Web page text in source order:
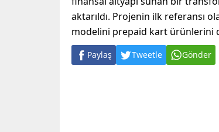
aktarıldı. Projenin ilk referansı
modelini prepaid kart ürünlerini
Paylaş Tweetle Gönder